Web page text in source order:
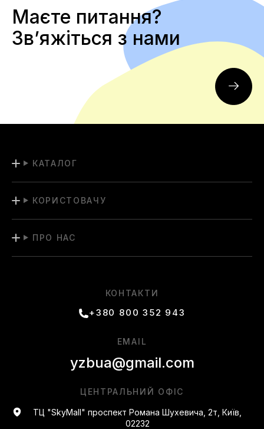
Маєте питання?
Звʼяжіться з нами
КАТАЛОГ
КОРИСТОВАЧУ
ПРО НАС
КОНТАКТИ
+380 800 352 943
ЦЕНТРАЛЬНИЙ ОФІС
ТЦ "SkyMall" проспект Романа Шухевича, 2т, Київ,
02232
EMAIL
yzbua@gmail.com